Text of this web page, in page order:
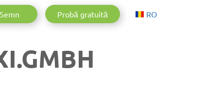
Semn Probă gratuită ROAktuelle